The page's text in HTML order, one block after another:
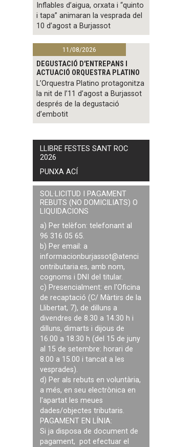
Inflables d’aigua, orxata i “quinto
i tapa” animaran la vesprada del
10 d’agost a Burjassot
11/08/2026
DEGUSTACIÓ D'ENTREPANS I
ACTUACIÓ ORQUESTRA PLATINO
L’Orquestra Platino protagonitza
la nit de l’11 d’agost a Burjassot
després de la degustació
d’embotit
LLIBRE FESTES SANT ROC
2026
PUNXA ACÍ
SOL·LICITUD I PAGAMENT
REBUTS (NO DOMICILIATS) O
LIQUIDACIONS
a) Per telèfon: telefonant al
96 316 05 65.
b) Per email: a
informacionburjassot@atenci
ontributaria.es, amb nom,
cognoms i DNI del titular.
c) Presencialment: en l'Oficina
de recaptació (C/ Màrtirs de la
Llibertat, 7), de dilluns a
divendres de 8.30 a 14.30 h i
dilluns, dimarts i dijous de
16.00 a 18.30 h (del 15 de juny
al 15 de setembre: horari de
8.00 a 15.00 i tancat a les
vesprades).
d) Per als rebuts en voluntària,
a més, en seu electrònica en
l'apartat les meues
dades/objectes tributaris.
PAGAMENT EN LÍNIA:
Si ja disposa de document de
pagament, pot efectuar el